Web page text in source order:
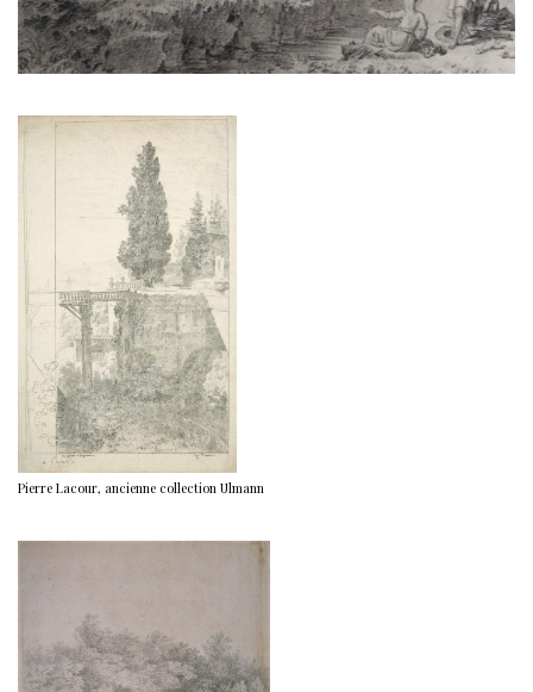
Pierre Lacour, ancienne collection Ulmann